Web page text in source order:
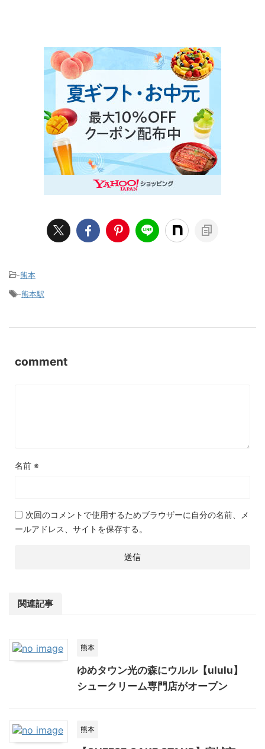
-熊本
-熊本駅
comment
名前 ※
次回のコメントで使用するためブラウザーに自分の名前、メ
ールアドレス、サイトを保存する。
関連記事
熊本
ゆめタウン光の森にウルル【ululu】
シュークリーム専門店がオープン
熊本